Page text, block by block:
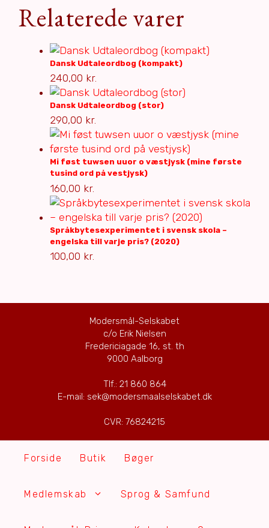
Relaterede varer
Dansk Udtaleordbog (kompakt)
240,00 kr.
Dansk Udtaleordbog (stor)
290,00 kr.
Mi føst tuwsen uuor o væstjysk (mine første
tusind ord på vestjysk)
160,00 kr.
Språkbytesexperimentet i svensk skola –
engelska till varje pris? (2020)
100,00 kr.
Modersmål-Selskabet
c/o Erik Nielsen
Fredericiagade 16, st. th
9000 Aalborg
Tlf.: 21 860 864
E-mail: sek@modersmaalselskabet.dk
CVR: 76824215
Forside Butik Bøger
Medlemskab Sprog & Samfund